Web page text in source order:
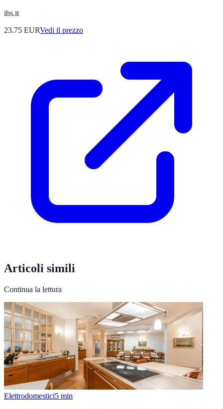
ibs.it
23.75 EURVedi il prezzo
Articoli simili
Continua la lettura
Elettrodomestici5 min